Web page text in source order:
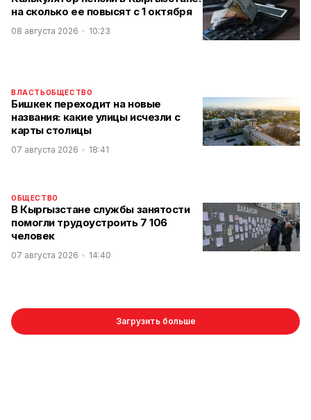
на сколько ее повысят с 1 октября
08 августа 2026 10:23
ВЛАСТЬОБЩЕСТВО
Бишкек переходит на новые
названия: какие улицы исчезли с
карты столицы
07 августа 2026 18:41
ОБЩЕСТВО
В Кыргызстане службы занятости
помогли трудоустроить 7 106
человек
07 августа 2026 14:40
Загрузить больше